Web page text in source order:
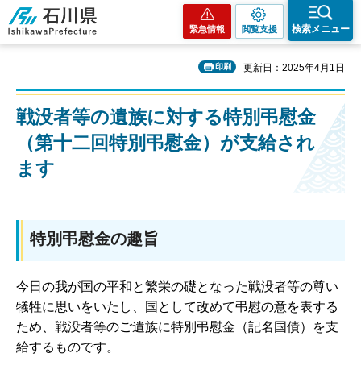
石川県
緊急情報 閲覧支援 検索メニュー
印刷 更新日：2025年4月1日
戦没者等の遺族に対する特別弔慰金
（第十二回特別弔慰金）が支給され
ます
特別弔慰金の趣旨
今日の我が国の平和と繁栄の礎となった戦没者等の尊い
犠牲に思いをいたし、国として改めて弔慰の意を表する
ため、戦没者等のご遺族に特別弔慰金（記名国債）を支
給するものです。